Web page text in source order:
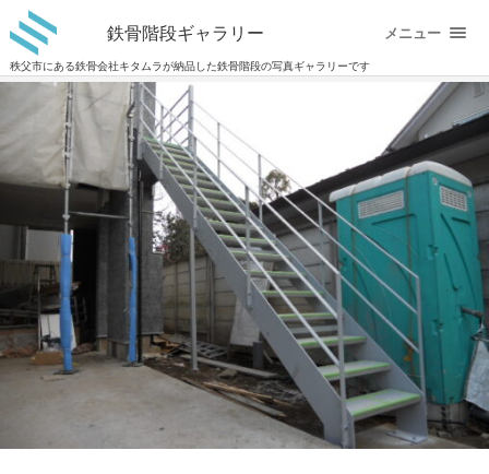
鉄骨階段ギャラリー
秩父市にある鉄骨会社キタムラが納品した鉄骨階段の写真ギャラリーです
メニュー